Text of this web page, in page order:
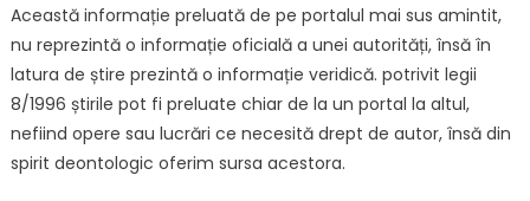
Această informație preluată de pe portalul mai sus amintit,
nu reprezintă o informație oficială a unei autorități, însă în
latura de știre prezintă o informație veridică. potrivit legii
8/1996 știrile pot fi preluate chiar de la un portal la altul,
nefiind opere sau lucrări ce necesită drept de autor, însă din
spirit deontologic oferim sursa acestora.